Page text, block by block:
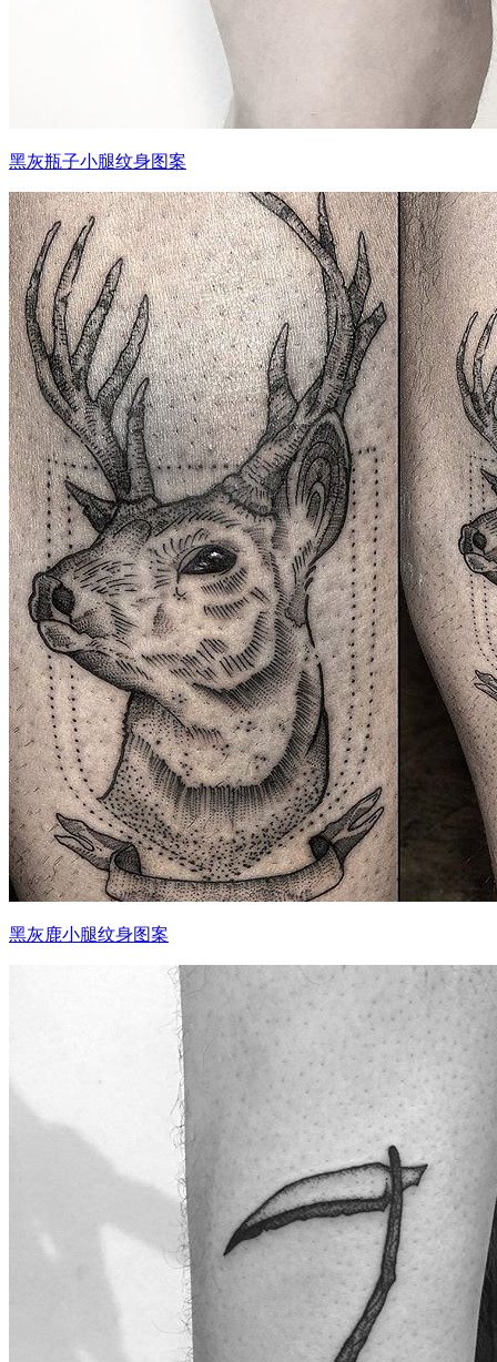
黑灰瓶子小腿纹身图案
黑灰鹿小腿纹身图案